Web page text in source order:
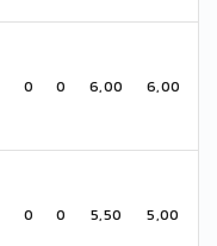
0 0 6,00 6,00
0 0 5,50 5,00